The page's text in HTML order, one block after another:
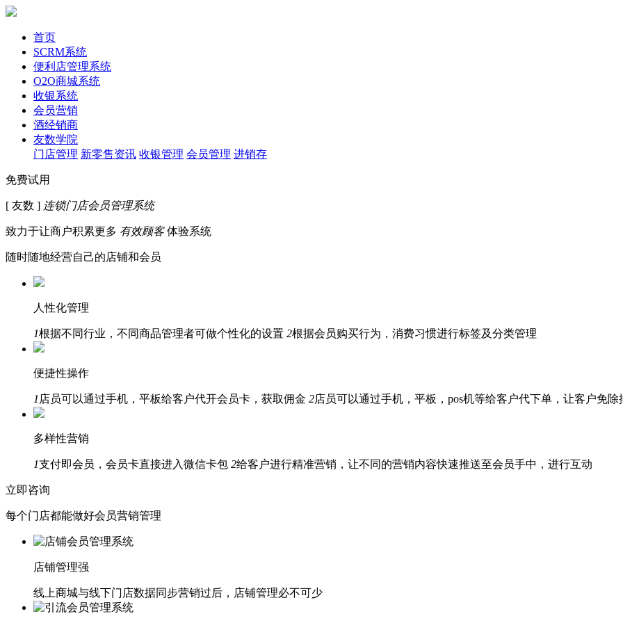
首页
SCRM系统
便利店管理系统
O2O商城系统
收银系统
会员营销
酒经销商
友数学院
门店管理 新零售资讯 收银管理 会员管理 进销存
免费试用
[ 友数 ] 连锁门店会员管理系统
致力于让商户积累更多 有效顾客 体验系统
随时随地经营自己的店铺和会员
人性化管理
1根据不同行业，不同商品管理者可做个性化的设置 2根据会员购买行为，消费习惯进行标签及分类管理
便捷性操作
1 店员可以通过手机，平板给客户代开会员卡，获取佣金 2店员可以通过手机，平板，pos机等给客户代下单，让客户免除
多样性营销
1支付即会员，会员卡直接进入微信卡包 2给客户进行精准营销，让不同的营销内容快速推送至会员手中，进行互动
立即咨询
每个门店都能做好会员营销管理
店铺管理强
线上商城与线下门店数据同步营销过后，店铺管理必不可少